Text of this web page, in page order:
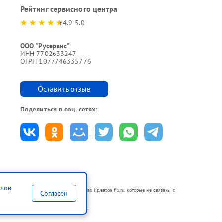
Рейтинг сервисного центра
4.9-5.0
ООО "Русервис"
ИНН 7702633247
ОГРН 1077746335776
Оставить отзыв
Поделиться в соц. сетях:
неавторизованных сервисных центрах lip.eaton-fix.ru, которые не связаны с
ремонту техники указанных брендов.
Согласен